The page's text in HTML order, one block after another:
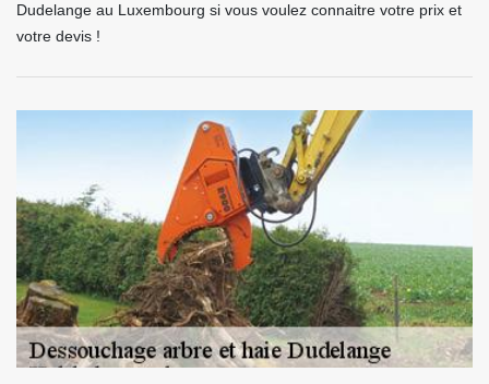
Dudelange au Luxembourg si vous voulez connaitre votre prix et
votre devis !